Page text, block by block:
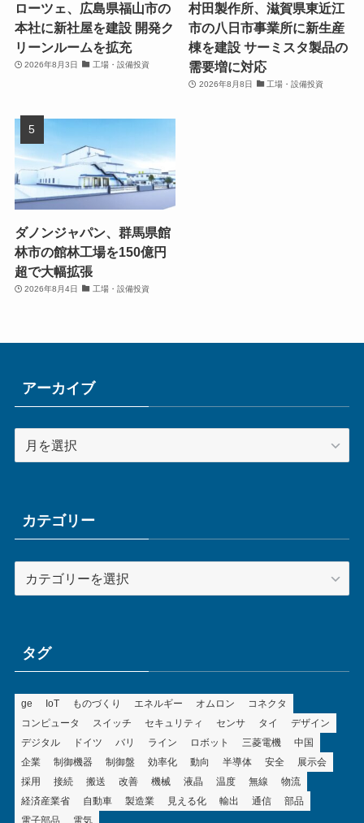
ローツェ、広島県福山市の
本社に新社屋を建設 開発ク
リーンルームを拡充
2026年8月3日 工場・設備投資
村田製作所、滋賀県東近江
市の八日市事業所に新生産
棟を建設 サーミスタ製品の
需要増に対応
2026年8月8日 工場・設備投資
ダノンジャパン、群馬県館
林市の館林工場を150億円
超で大幅拡張
2026年8月4日 工場・設備投資
アーカイブ
ー
ブカテゴリー
テ
ータグ
ge IoT ものづくり エネルギー オムロン
コネクタ
コンピュータ
スイッチ セキュリティ センサ タイ
デザイン
デジタル
ドイツ バリ ライン ロボット 三菱電機
中国
企業
制御機器 制御盤 効率化 動向 半導体 安全
展示会
採用
接続 搬送 改善 機械 液晶 温度 無線
物流
経済産業省
自動車 製造業 見える化 輸出 通信
部品
電子部品
電気